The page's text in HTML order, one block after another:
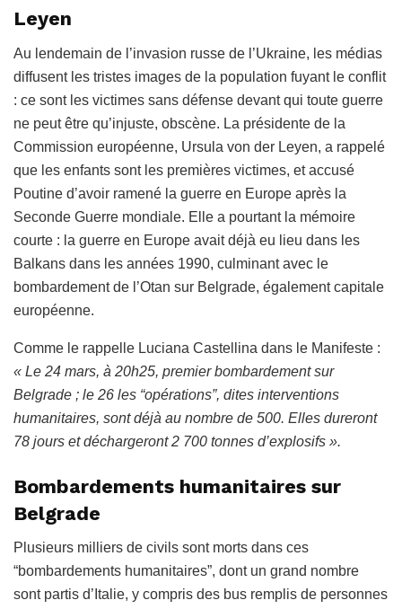
Leyen
Au lendemain de l’invasion russe de l’Ukraine, les médias
diffusent les tristes images de la population fuyant le conflit
: ce sont les victimes sans défense devant qui toute guerre
ne peut être qu’injuste, obscène. La présidente de la
Commission européenne, Ursula von der Leyen, a rappelé
que les enfants sont les premières victimes, et accusé
Poutine d’avoir ramené la guerre en Europe après la
Seconde Guerre mondiale. Elle a pourtant la mémoire
courte : la guerre en Europe avait déjà eu lieu dans les
Balkans dans les années 1990, culminant avec le
bombardement de l’Otan sur Belgrade, également capitale
européenne.
Comme le rappelle Luciana Castellina dans le Manifeste :
« Le 24 mars, à 20h25, premier bombardement sur
Belgrade ; le 26 les “opérations”, dites interventions
humanitaires, sont déjà au nombre de 500. Elles dureront
78 jours et déchargeront 2 700 tonnes d’explosifs ».
Bombardements humanitaires sur
Belgrade
Plusieurs milliers de civils sont morts dans ces
“bombardements humanitaires”, dont un grand nombre
sont partis d’Italie, y compris des bus remplis de personnes